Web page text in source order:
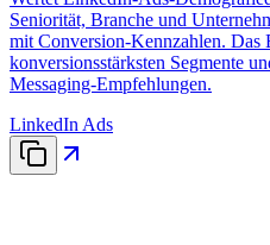
Seniorität, Branche und
mit Conversion-Kennzahlen. Das
konversionsstärksten Segmente
Messaging-Empfehlungen.
LinkedIn Ads